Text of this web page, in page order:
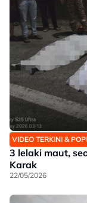
VIDEO TERKINI &
3 lelaki maut,
Karak
22/05/2026